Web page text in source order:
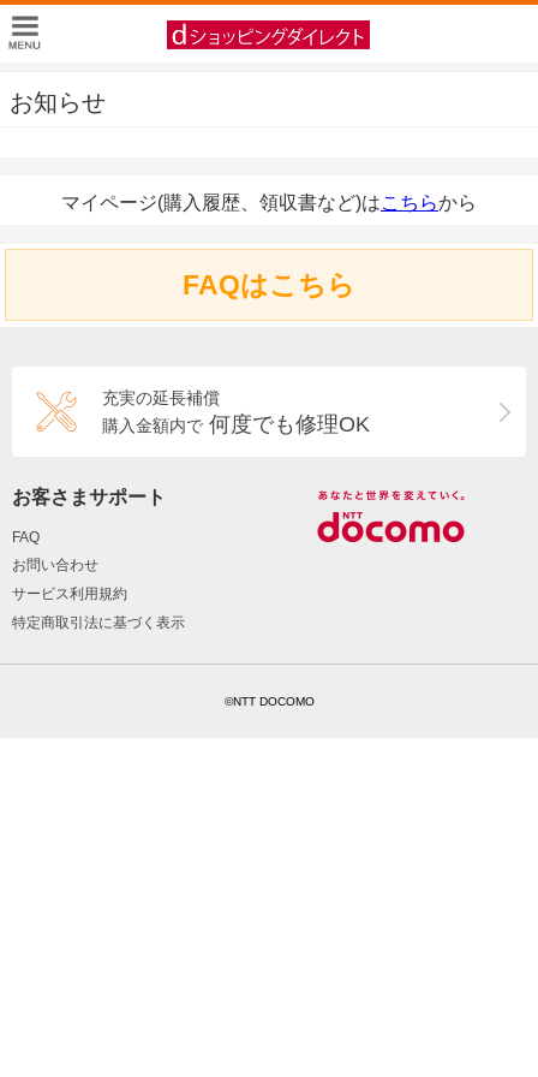
お知らせ
マイページ(購入履歴、領収書など)はこちらから
FAQはこちら
充実の延長補償
購入金額内で 何度でも修理OK
お客さまサポート
FAQ
お問い合わせ
サービス利用規約
特定商取引法に基づく表示
©NTT DOCOMO